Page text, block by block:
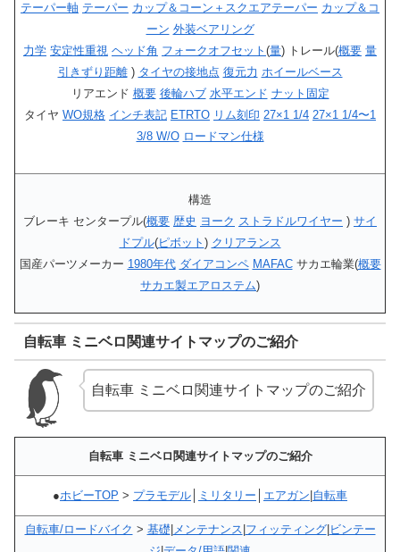
テーパー軸 テーパー カップ＆コーン＋スクエアテーパー カップ＆コ
ーン 外装ベアリング
力学 安定性重視 ヘッド角 フォークオフセット (量) トレール(概要 量
引きずり距離) タイヤの接地点 復元力 ホイールベース
リアエンド 概要 後輪ハブ 水平エンド ナット固定
タイヤ WO規格 インチ表記 ETRTO リム刻印 27×1 1/4 27×1 1/4〜1
3/8 W/O ロードマン仕様
構造
ブレーキ センタープル(概要 歴史 ヨーク ストラドルワイヤー ) サイ
ドプル(ピボット ) クリアランス
国産パーツメーカー 1980年代 ダイアコンペ MAFACサカエ輪業(概要
サカエ製エアロステム)
自転車 ミニベロ関連サイトマップのご紹介
自転車 ミニベロ関連サイトマップのご紹介
自転車 ミニベロ関連サイトマップのご紹介
●ホビーTOP > プラモデル ミリタリー エアガン 自転車
自転車/ロードバイク > 基礎 メンテナンス フィッティング| ビンテー